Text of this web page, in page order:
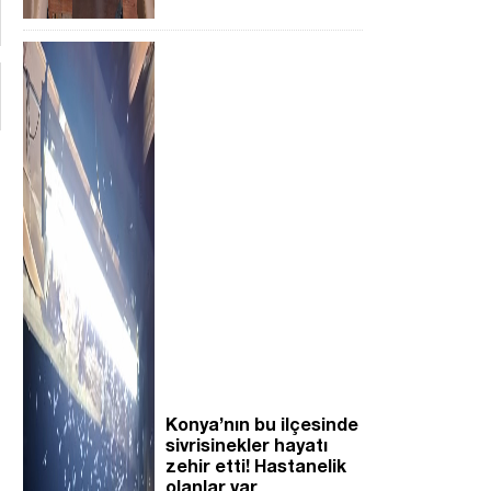
Konya’nın bu ilçesinde
sivrisinekler hayatı
zehir etti! Hastanelik
olanlar var